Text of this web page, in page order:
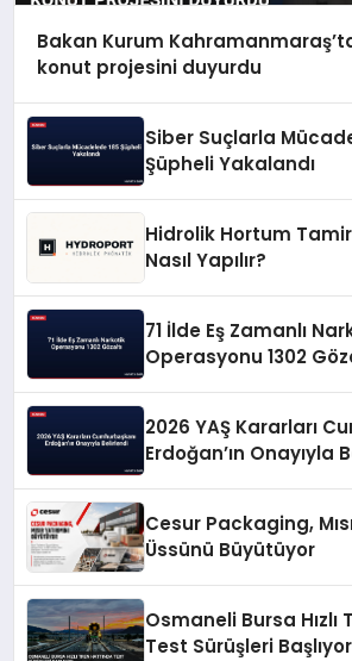
Bakan Kurum
konut projesini duyurdu
Siber Suçlarla
Şüpheli Yakalandı
Hidrolik Hortum
Nasıl Yapılır?
71 İlde Eş Zamanlı
Operasyonu 1302
2026 YAŞ Kararları
Erdoğan’ın Onayıyla
Cesur Packaging,
Üssünü Büyütüyor
Osmaneli Bursa Hızlı
Test Sürüşleri Başlıyor